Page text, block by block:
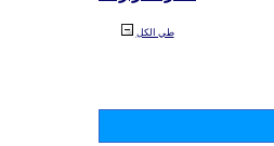
طي الكل